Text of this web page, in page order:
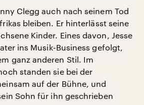
Clegg auch nach seinem Tod
bleiben. Er hinterlässt seine
Kinder. Eines davon, Jesse
ins Musik-Business gefolgt,
ganz anderen Stil. Im
standen sie bei der
auf der Bühne, und
Sohn für ihn geschrieben